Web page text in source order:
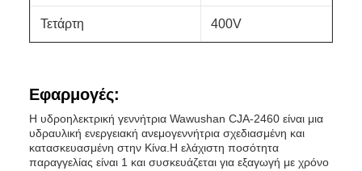
Τετάρτη 400V
Εφαρμογές:
Η υδροηλεκτρική γεννήτρια Wawushan CJA-2460 είναι μια
υδραυλική ενεργειακή ανεμογεννήτρια σχεδιασμένη και
κατασκευασμένη στην Κίνα.Η ελάχιστη ποσότητα
παραγγελίας είναι 1 και συσκευάζεται για εξαγωγή με χρόνο